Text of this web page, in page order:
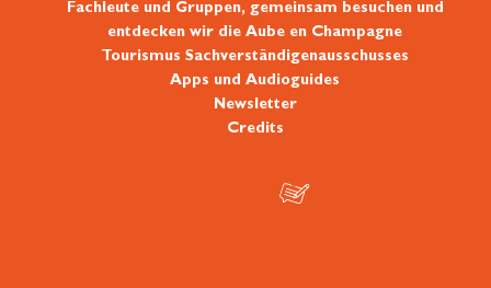
Fachleute und Gruppen, gemeinsam besuchen und
entdecken wir die Aube en Champagne
Tourismus Sachverständigenausschusses
Apps und Audioguides
Newsletter
Credits